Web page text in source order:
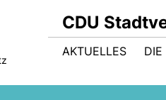
CDU
AKTUELLES DIE